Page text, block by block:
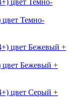
Темно-
цвет Бежевый +